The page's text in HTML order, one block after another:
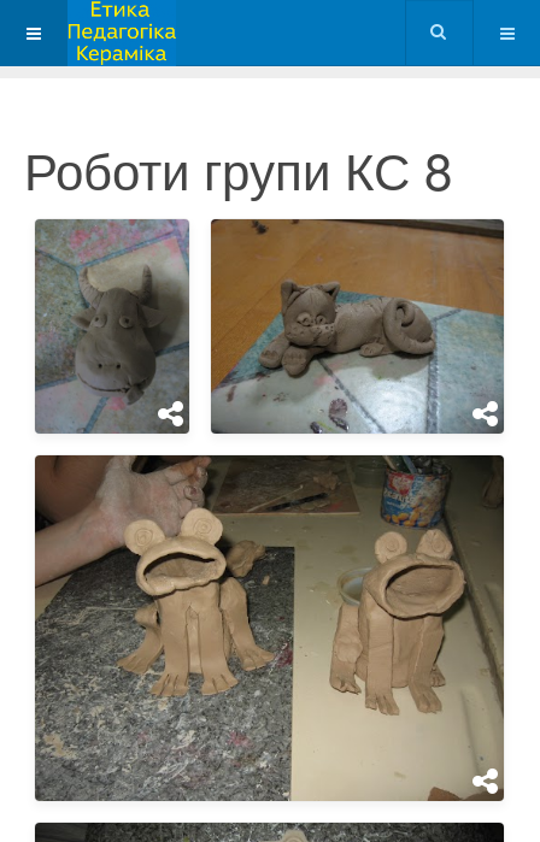
Роботи групи КС 8